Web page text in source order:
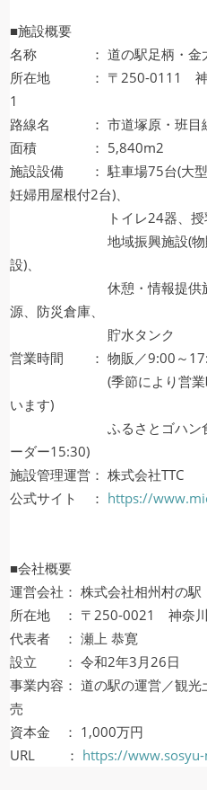
■施設概要
名称 ： 道の駅足柄・金太
所在地 ： 〒250-0111 神奈
1
路線名 ： 市道塚原・班目
面積 ： 5,840m2
施設設備 ： 駐車場75台(大型
妊婦用屋根付2台)、
トイレ24器、授乳
地域振興施設(物販施
設)、
休憩・情報提供施設(
源、防災倉庫、
貯水タンク
営業時間 ： 物販／9:00～
(季節により営業時間
います)
ふるさとゴハン食堂／
ーダー15:30)
施設管理運営： 株式会社TTC
公式サイト ： https://
■会社概要
運営会社： 株式会社相州村の駅
所在地 ： 〒250-0021 神奈川
代表者 ： 瀬上 恭寛
設立 ： 令和2年3月26日
事業内容： 道の駅の運営／観
売
資本金 ： 1,000万円
URL ： https://